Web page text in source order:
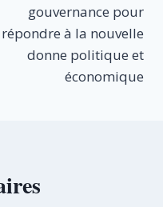
gouvernance pour
répondre à la nouvelle
donne politique et
économique